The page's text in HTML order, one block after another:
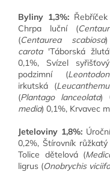
Byliny 1,3%:
Chrpa luční (
(Centaurea scabiosa
carota'Táborská
0,1%, Svízel
podzimní (
irkutská (
(Plantago lanceolata)
media) 0,1%, Krvavec
Jeteloviny 1,8%:
0,2%, Štírovník
Tolice dětelová (
ligrus (Onobrychis